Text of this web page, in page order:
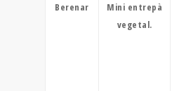
Berenar
Mini entrepà
vegetal.